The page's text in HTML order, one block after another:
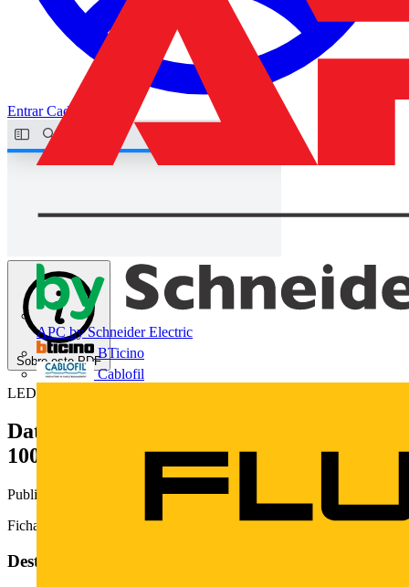
APC by Schneider Electric
BTicino
Cablofil
EntrarCadastrar
Sobre este PDF
LEDVANCE
Data Sheet LEDVANCE FLOODLIGHT
100,150 e 200W
Publicado: 30 de maio de 2018· Categoria: Fichas técnicas
Ficha técnica de produto.
Deste documento